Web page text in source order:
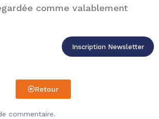
comme valablement
Inscription Newsletter
Retour
commentaire.